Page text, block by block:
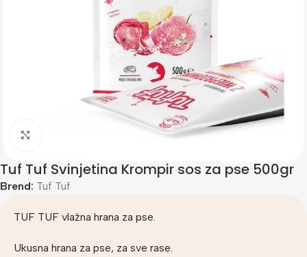
Tuf Tuf Svinjetina Krompir sos za pse 500gr
Brend: Tuf Tuf
TUF TUF vlažna hrana za pse.
Ukusna hrana za pse, za sve rase.